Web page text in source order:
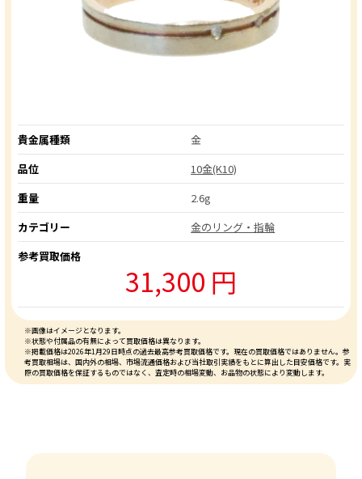
貴金属種類
金
品位
10金(K10)
重量
2.6g
カテゴリー
金のリング・指輪
参考買取価格
31,300 円
※画像はイメージとなります。
※状態や付属品の有無によって買取価格は異なります。
※掲載価格は2026年1月29日時点の過去最高参考買取価格です。現在の買取価格ではありません。参
考買取相場は、国内外の相場、市場流通価格および当社取引実績をもとに算出した目安価格です。実
際の買取価格を保証するものではなく、査定時の相場変動、お品物の状態により変動します。